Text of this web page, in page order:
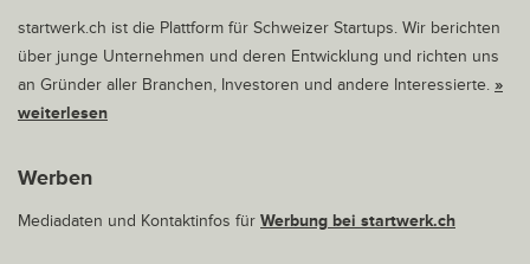
startwerk.ch ist die Plattform für Schweizer Startups. Wir berichten
über junge Unternehmen und deren Entwicklung und richten uns
an Gründer aller Branchen, Investoren und andere Interessierte. »
weiterlesen
Werben
Mediadaten und Kontaktinfos für Werbung bei startwerk.ch